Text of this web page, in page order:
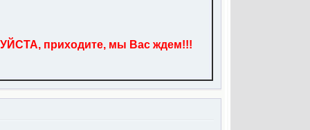
приходите, мы Вас ждем!!!